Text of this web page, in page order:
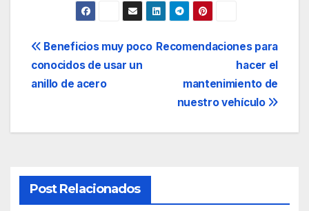
Navegación
de
Recomendaciones para
hacer el
mantenimiento de
nuestro vehículo
Beneficios muy poco
conocidos de usar un
anillo de acero
Post Relacionados